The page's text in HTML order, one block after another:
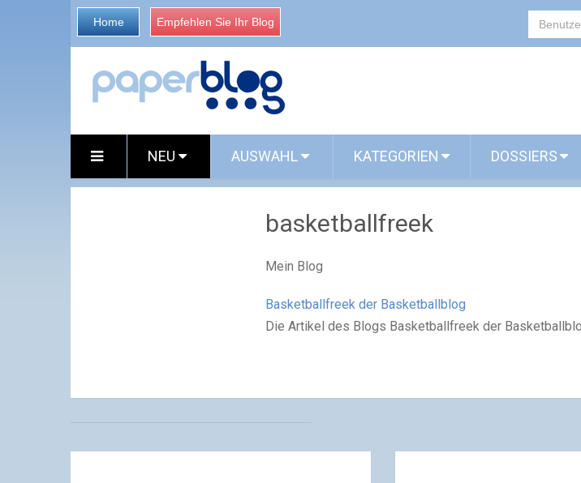
Home Empfehlen Sie Ihr Blog
NEU AUSWAHL KATEGORIEN DOSSIERS
basketballfreek
Mein Blog
Basketballfreek der Basketballblog
Die Artikel des Blogs Basketballfreek der